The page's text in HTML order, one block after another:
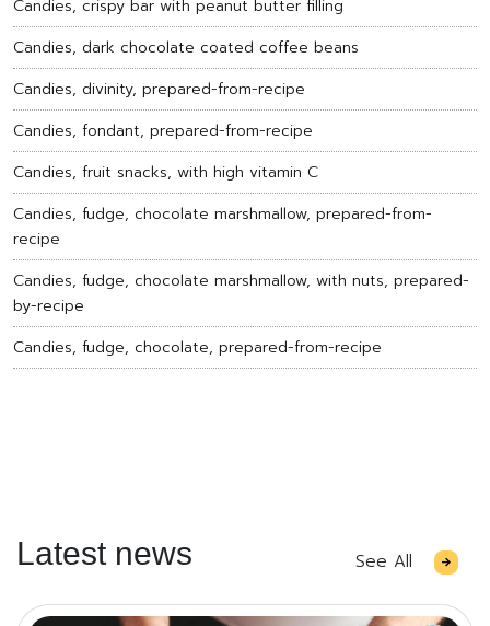
Candies, crispy bar with peanut butter filling
Candies, dark chocolate coated coffee beans
Candies, divinity, prepared-from-recipe
Candies, fondant, prepared-from-recipe
Candies, fruit snacks, with high vitamin C
Candies, fudge, chocolate marshmallow, prepared-from-
recipe
Candies, fudge, chocolate marshmallow, with nuts, prepared-
by-recipe
Candies, fudge, chocolate, prepared-from-recipe
Latest news See All